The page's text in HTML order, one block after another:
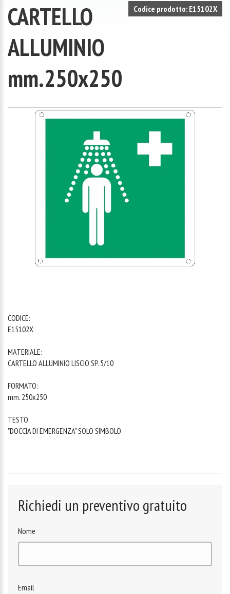
Codice prodotto: E15102X
CARTELLO
ALLUMINIO
mm.250x250
CODICE:
E15102X
MATERIALE:
CARTELLO ALLUMINIO LISCIO SP. 5/10
FORMATO:
mm. 250x250
TESTO:
"DOCCIA DI EMERGENZA" SOLO SIMBOLO
Richiedi un preventivo gratuito
Nome
Email